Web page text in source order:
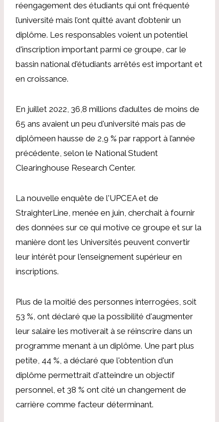
réengagement des étudiants qui ont fréquenté
l’université mais l’ont quitté avant d’obtenir un
diplôme. Les responsables voient un potentiel
d'inscription important parmi ce groupe, car le
bassin national d'étudiants arrêtés est important et
en croissance.
En juillet 2022, 36,8 millions d’adultes de moins de
65 ans avaient un peu d'université mais pas de
diplômeen hausse de 2,9 % par rapport à l’année
précédente, selon le National Student
Clearinghouse Research Center.
La nouvelle enquête de l'UPCEA et de
StraighterLine, menée en juin, cherchait à fournir
des données sur ce qui motive ce groupe et sur la
manière dont les Universités peuvent convertir
leur intérêt pour l'enseignement supérieur en
inscriptions.
Plus de la moitié des personnes interrogées, soit
53 %, ont déclaré que la possibilité d'augmenter
leur salaire les motiverait à se réinscrire dans un
programme menant à un diplôme. Une part plus
petite, 44 %, a déclaré que l'obtention d'un
diplôme permettrait d'atteindre un objectif
personnel, et 38 % ont cité un changement de
carrière comme facteur déterminant.